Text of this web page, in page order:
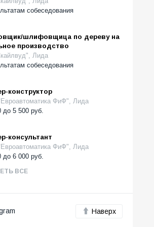
собеседования
шлифовщица по дереву на
производство
Лида
собеседования
конструктор
ФиФ", Лида
до 5 500 руб.
консультант
ФиФ", Лида
до 6 000 руб.
ВСЕ
Наверх